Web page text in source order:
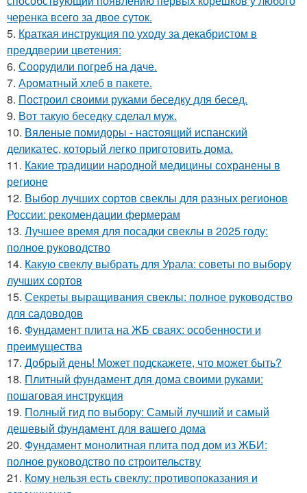
черенка всего за двое суток.
5. Краткая инструкция по уходу за декабристом в
преддверии цветения:
6. Соорудили погреб на даче.
7. Ароматный хлеб в пакете.
8. Построил своими руками беседку для бесед.
9. Вот такую беседку сделал муж.
10. Вяленые помидоры - настоящий испанский
деликатес, который легко приготовить дома.
11. Какие традиции народной медицины сохранены в
регионе
12. Выбор лучших сортов свеклы для разных регионов
России: рекомендации фермерам
13. Лучшее время для посадки свеклы в 2025 году:
полное руководство
14. Какую свеклу выбрать для Урала: советы по выбору
лучших сортов
15. Секреты выращивания свеклы: полное руководство
для садоводов
16. Фундамент плита на ЖБ сваях: особенности и
преимущества
17. Добрый день! Может подскажете, что может быть?
18. Плитный фундамент для дома своими руками:
пошаговая инструкция
19. Полный гид по выбору: Самый лучший и самый
дешевый фундамент для вашего дома
20. Фундамент монолитная плита под дом из ЖБИ:
полное руководство по строительству
21. Кому нельзя есть свеклу: противопоказания и